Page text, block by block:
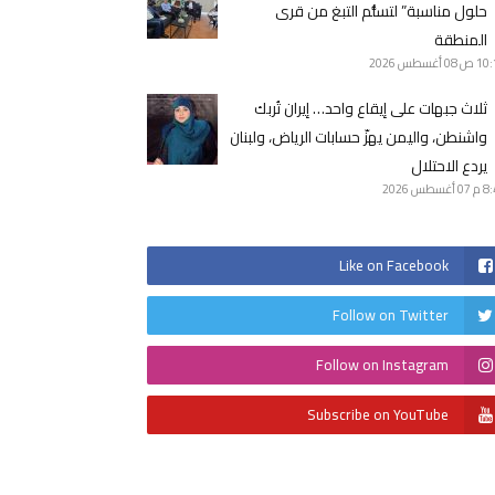
حلول مناسبة” لتسلُّم التبغ من قرى
المنطقة
ص 08 أغسطس 2026
ثلاث جبهات على إيقاع واحد… إيران تُربك
واشنطن، واليمن يهزّ حسابات الرياض، ولبنان
يردع الاحتلال
م 07 أغسطس 2026
Like on Facebook
Follow on Twitter
Follow on Instagram
Subscribe on YouTube